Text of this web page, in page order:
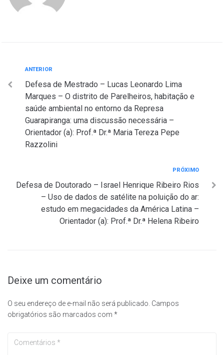
Navegação
de
Post
Anterior
ANTERIOR
Defesa de Mestrado – Lucas Leonardo Lima
Marques – O distrito de Parelheiros, habitação e
saúde ambiental no entorno da Represa
Guarapiranga: uma discussão necessária –
Orientador (a): Prof.ª Dr.ª Maria Tereza Pepe
Razzolini
PRÓXIMO
Defesa de Doutorado – Israel Henrique Ribeiro Rios
– Uso de dados de satélite na poluição do ar:
estudo em megacidades da América Latina –
Orientador (a): Prof.ª Dr.ª Helena Ribeiro
Deixe um comentário
O seu endereço de e-mail não será publicado. Campos
obrigatórios são marcados com *